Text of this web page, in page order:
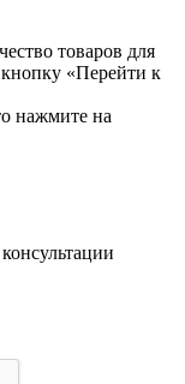
товаров для
«Перейти к
нажмите на